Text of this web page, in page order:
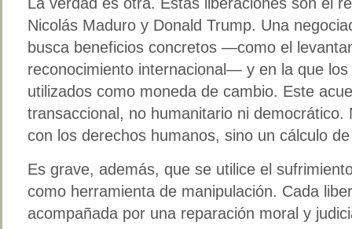
Nicolás Maduro y Donald Trump. Una
busca beneficios concretos —como el
reconocimiento internacional— y en la que
utilizados como moneda de cambio. Este
transaccional, no humanitario ni democrático.
con los derechos humanos, sino un cálculo
Es grave, además, que se utilice el
como herramienta de manipulación. Cada
acompañada por una reparación moral y